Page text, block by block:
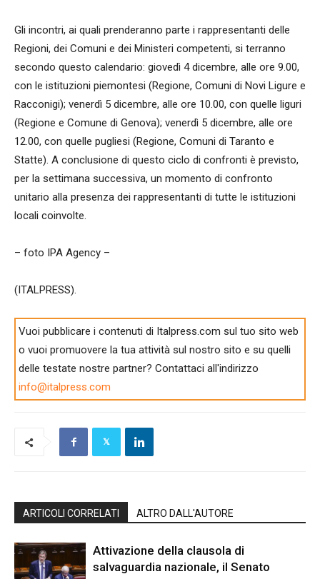
Gli incontri, ai quali prenderanno parte i rappresentanti delle
Regioni, dei Comuni e dei Ministeri competenti, si terranno
secondo questo calendario: giovedì 4 dicembre, alle ore 9.00,
con le istituzioni piemontesi (Regione, Comuni di Novi Ligure e
Racconigi); venerdì 5 dicembre, alle ore 10.00, con quelle liguri
(Regione e Comune di Genova); venerdì 5 dicembre, alle ore
12.00, con quelle pugliesi (Regione, Comuni di Taranto e
Statte). A conclusione di questo ciclo di confronti è previsto,
per la settimana successiva, un momento di confronto
unitario alla presenza dei rappresentanti di tutte le istituzioni
locali coinvolte.
– foto IPA Agency –
(ITALPRESS).
Vuoi pubblicare i contenuti di Italpress.com sul tuo sito web
o vuoi promuovere la tua attività sul nostro sito e su quelli
delle testate nostre partner? Contattaci all'indirizzo
info@italpress.com
ARTICOLI CORRELATI ALTRO DALL'AUTORE
Attivazione della clausola di
salvaguardia nazionale, il Senato